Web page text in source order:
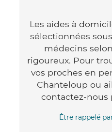
Les aides à
sélectionnées
médecins
rigoureux. Pour
vos proches en
Chanteloup ou
contactez-nous
Être rappelé